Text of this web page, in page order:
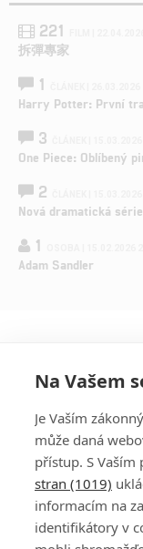
221
拆彈專家
1
Harry Potter: První
3
One Piece: Oblíbený
2
Nová dramatická
1
Adam Sandler
DISKUZE
Na Vašem
Je Vaším
může daná
přístup. S
stran (1019)
informacím na
identifikátory v